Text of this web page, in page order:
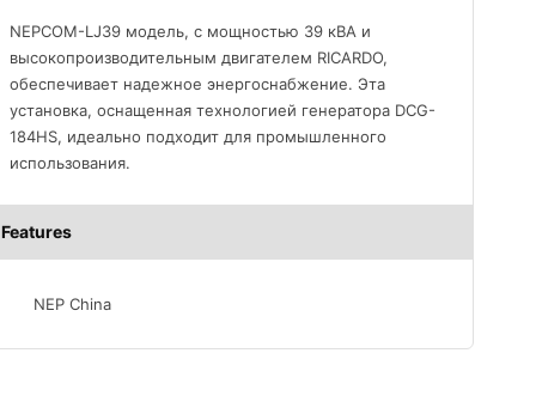
NEPCOM-LJ39 модель, с мощностью 39 кВА и
высокопроизводительным двигателем RICARDO,
обеспечивает надежное энергоснабжение. Эта
установка, оснащенная технологией генератора DCG-
184HS, идеально подходит для промышленного
использования.
Features
NEP China